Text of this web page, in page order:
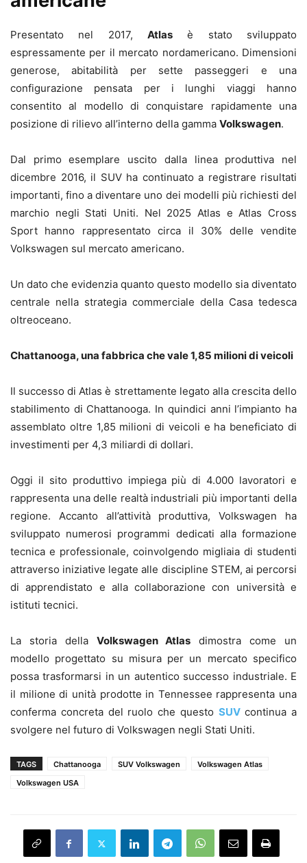
Presentato nel 2017, Atlas è stato sviluppato
espressamente per il mercato nordamericano. Dimensioni
generose, abitabilità per sette passeggeri e una
configurazione pensata per i lunghi viaggi hanno
consentito al modello di conquistare rapidamente una
posizione di rilievo all’interno della gamma Volkswagen.
Dal primo esemplare uscito dalla linea produttiva nel
dicembre 2016, il SUV ha continuato a registrare risultati
importanti, fino a diventare uno dei modelli più richiesti del
marchio negli Stati Uniti. Nel 2025 Atlas e Atlas Cross
Sport hanno rappresentato circa il 30% delle vendite
Volkswagen sul mercato americano.
Un dato che evidenzia quanto questo modello sia diventato
centrale nella strategia commerciale della Casa tedesca
oltreoceano.
Chattanooga, una fabbrica che vale 1,85 milioni di veicoli
Il successo di Atlas è strettamente legato alla crescita dello
stabilimento di Chattanooga. In quindici anni l’impianto ha
assemblato oltre 1,85 milioni di veicoli e ha beneficiato di
investimenti per 4,3 miliardi di dollari.
Oggi il sito produttivo impiega più di 4.000 lavoratori e
rappresenta una delle realtà industriali più importanti della
regione. Accanto all’attività produttiva, Volkswagen ha
sviluppato numerosi programmi dedicati alla formazione
tecnica e professionale, coinvolgendo migliaia di studenti
attraverso iniziative legate alle discipline STEM, ai percorsi
di apprendistato e alla collaborazione con università e
istituti tecnici.
La storia della Volkswagen Atlas dimostra come un
modello progettato su misura per un mercato specifico
possa trasformarsi in un autentico successo industriale. E
il milione di unità prodotte in Tennessee rappresenta una
conferma concreta del ruolo che questo SUVcontinua a
svolgere nel futuro di Volkswagen negli Stati Uniti.
TAGS Chattanooga SUV Volkswagen
Volkswagen Atlas
Volkswagen USA